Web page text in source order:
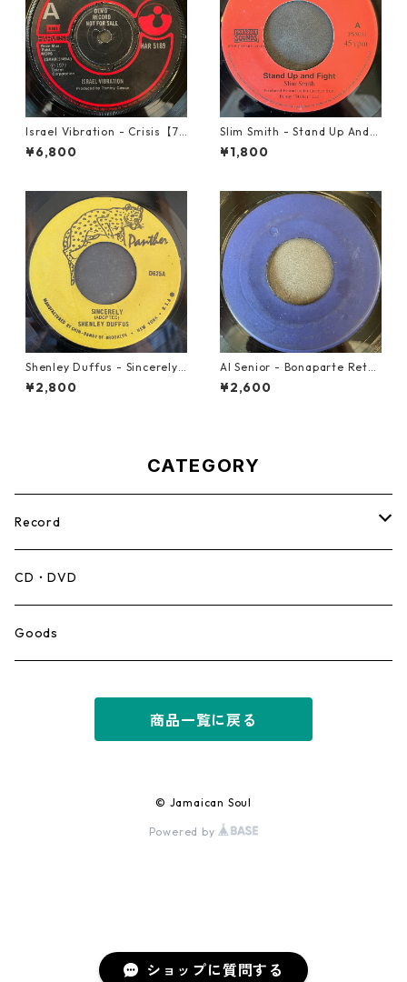
ショップに質問する
Israel Vibration - Crisis【7-
21895】
¥6,800
Slim Smith - Stand Up And F
ight 【7-21832】
¥1,800
Shenley Duffus - Sincerely
【7-22021】
¥2,800
Al Senior - Bonaparte Retre
at【7-21861】
¥2,600
CATEGORY
Record
Mento,Calypso,Ballad
Ska
Early Dancehall
CD・DVD
Goods
商品一覧に戻る
© Jamaican Soul
Powered by